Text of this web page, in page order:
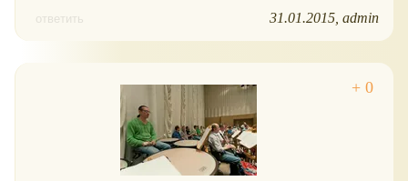
ответить 31.01.2015 admin